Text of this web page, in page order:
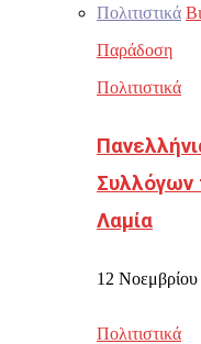
Πολιτιστικά
Παράδοση
Πολιτιστικά
Συλλόγων
Λαμία
12
Πολιτιστικά